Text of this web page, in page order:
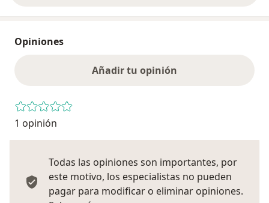
Opiniones
Añadir tu opinión
1 opinión
Todas las opiniones son importantes, por
este motivo, los especialistas no pueden
pagar para modificar o eliminar opiniones.